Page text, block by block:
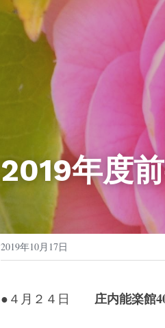
2019年度
2019年10月17日
●４月２４日 庄内能楽館